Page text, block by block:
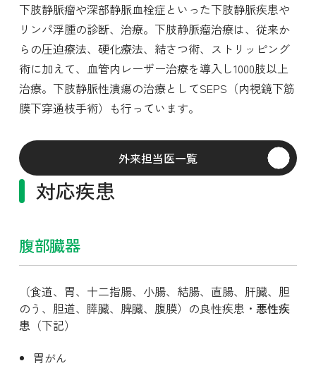
下肢静脈瘤や深部静脈血栓症といった下肢静脈疾患や
リンパ浮腫の診断、治療。下肢静脈瘤治療は、従来か
らの圧迫療法、硬化療法、結さつ術、ストリッピング
術に加えて、血管内レーザー治療を導入し1000肢以上
治療。下肢静脈性潰瘍の治療としてSEPS（内視鏡下筋
膜下穿通枝手術）も行っています。
外来担当医一覧
対応疾患
腹部臓器
（食道、胃、十二指腸、小腸、結腸、直腸、肝臓、胆
のう、胆道、膵臓、脾臓、腹膜）の良性疾患・ 悪性疾
患 （下記）
胃がん